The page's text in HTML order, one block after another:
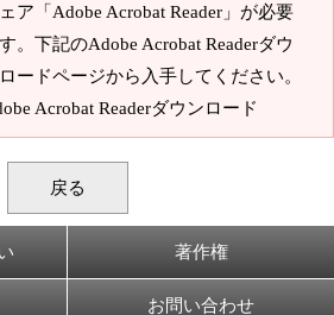
ア「Adobe Acrobat Reader」が必要
。下記のAdobe Acrobat Readerダウ
ードページから入手してください。
Acrobat Readerダウンロード
戻る
著作権
お問い合わせ